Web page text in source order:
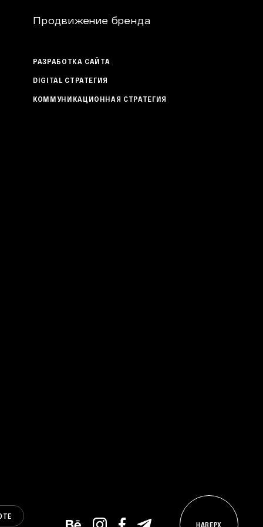
Продвижение бренда
РАЗРАБОТКА САЙТА
DIGITAL СТРАТЕГИЯ
КОММУНИКАЦИОННАЯ СТРАТЕГИЯ
НАВЕРХ